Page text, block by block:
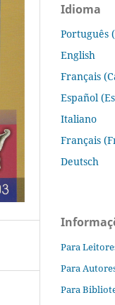
Idioma
Português
English
Français
Español
Italiano
Français
Deutsch
Para
Para
Para